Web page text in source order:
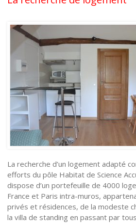
La recherche d’un logement adapté
efforts du pôle Habitat de Science
dispose d’un portefeuille de 4000
France et Paris intra-muros,
privés et résidences, de la modeste
la villa de standing en passant par